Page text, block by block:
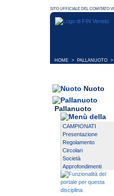
HOME > PALLANUOTO >
Nuoto
Pallanuoto
CAMPIONATI
Presentazione
Regolamento
Circolari
Società
Approfondimenti